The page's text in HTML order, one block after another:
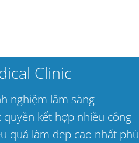
Clinic
nghiệm lâm sàng
kết hợp nhiều công
quả làm đẹp cao nhất phù